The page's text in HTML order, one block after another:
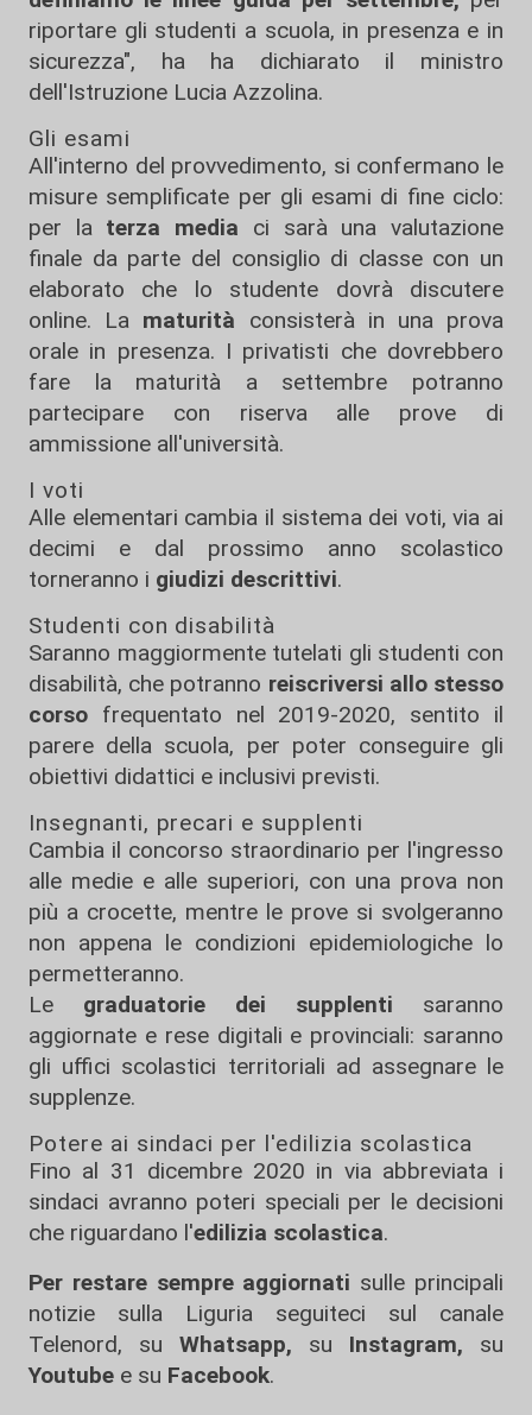
riportare gli studenti a scuola, in presenza e in
sicurezza", ha ha dichiarato il ministro
dell'Istruzione Lucia Azzolina.
Gli esami
All'interno del provvedimento, si confermano le
misure semplificate per gli esami di fine ciclo:
per la terza media ci sarà una valutazione
finale da parte del consiglio di classe con un
elaborato che lo studente dovrà discutere
online. La maturità consisterà in una prova
orale in presenza. I privatisti che dovrebbero
fare la maturità a settembre potranno
partecipare con riserva alle prove di
ammissione all'università.
I voti
Alle elementari cambia il sistema dei voti, via ai
decimi e dal prossimo anno scolastico
torneranno i giudizi descrittivi.
Studenti con disabilità
Saranno maggiormente tutelati gli studenti con
disabilità, che potranno reiscriversi allo stesso
corso frequentato nel 2019-2020, sentito il
parere della scuola, per poter conseguire gli
obiettivi didattici e inclusivi previsti.
Insegnanti, precari e supplenti
Cambia il concorso straordinario per l'ingresso
alle medie e alle superiori, con una prova non
più a crocette, mentre le prove si svolgeranno
non appena le condizioni epidemiologiche lo
permetteranno.
Le graduatorie dei supplenti saranno
aggiornate e rese digitali e provinciali: saranno
gli uffici scolastici territoriali ad assegnare le
supplenze.
Potere ai sindaci per l'edilizia scolastica
Fino al 31 dicembre 2020 in via abbreviata i
sindaci avranno poteri speciali per le decisioni
che riguardano l'edilizia scolastica.
Per restare sempre aggiornati sulle principali
notizie sulla Liguria seguiteci sul canale
Telenord, su
Whatsapp, su Instagram, su
Youtube e su Facebook.